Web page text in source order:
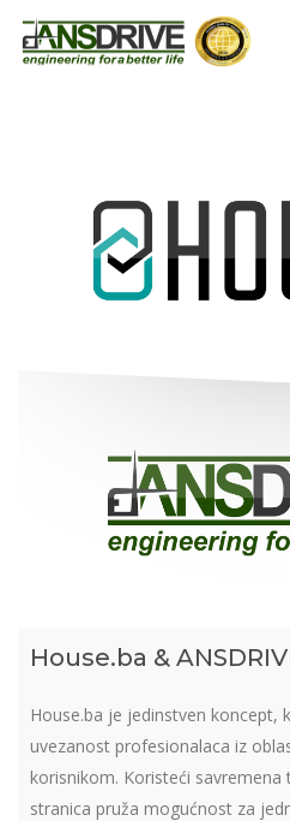
House.ba &
House.ba je jedinstven koncept,
uvezanost profesionalaca iz
korisnikom. Koristeći
stranica pruža mogućnost za